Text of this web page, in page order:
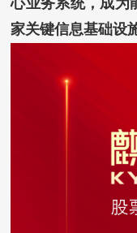
家关键信息基础设